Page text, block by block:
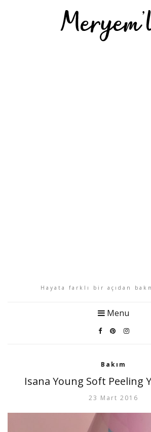
Hayata farklı bir açıdan
Menu
Bakım
Isana Young Soft Peeling
23 Mart 2016